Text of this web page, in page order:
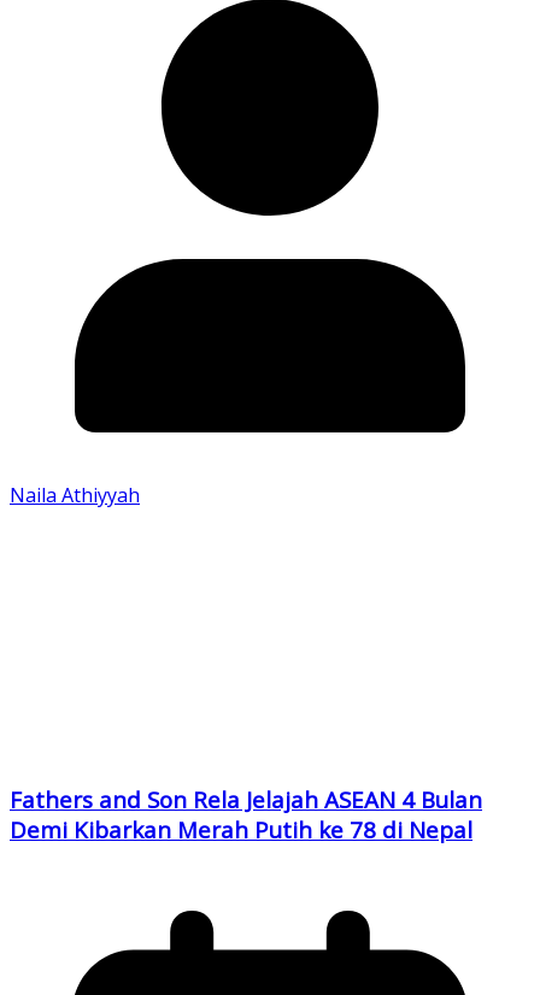
Naila Athiyyah
Fathers and Son Rela Jelajah ASEAN 4 Bulan
Demi Kibarkan Merah Putih ke 78 di Nepal